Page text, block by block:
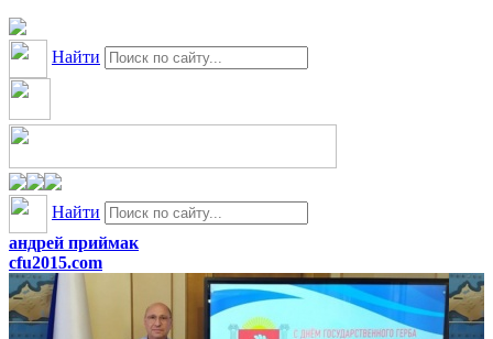
Найти
Найти
андрей приймак
cfu2015.com